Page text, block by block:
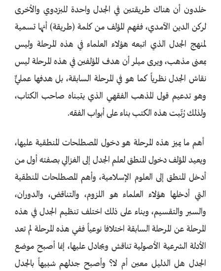
خلدون أن هناك طريقتين في الجدل واحدة للبزدوي والأخرى
لركن الدين الآمدي، ففهم المؤلف من كلمة (طريقة) أنها تسمية
لمنهج الجدل الذي اتبعه هؤلاء العلماء في هذه المرحلة وليس
بمعنى مذهب، ويرى ميلر أن هدف المؤلفين في هذه المرحلة ليس
نقاش الجدل نظرياً كما هو في المرحلة السابقة، بل هدفها عمليٌّ
وهو تدعيم قول المذهب الفقهي الذي يتبناه صاحب الكتاب،
ولذلك رُتّبت هذه الكتب بناء على أبواب الفقه.
أهم ما يميز هذه المرحلة هو دخول المصطلحات المنطقية عليها،
ويعيد المؤلف دخول المنطق لعلم الجدل إلى الغزالي بصفته أول من
أدخل المنطق إلى العلوم الإسلامية، وأهم المصطلحات المنطقية
التي أدخلها هؤلاء العلماء هو اللزوم، والتناقض، والدوران،
والسبر والتقسيم، وبناء على ذلك اختلف تنظيم الجدل في هذه
المرحلة عن المرحلة السابقة اختلافا نوعياً ففي هذه المرحلة لم تعد
الأدلة الشرعية الأصولية تناقش ويجادل عليها، إنما أصبح موضع
الجدل هل الدليل معين أم لا؟ وأصبح جدلهم شبيهاً بالجدل